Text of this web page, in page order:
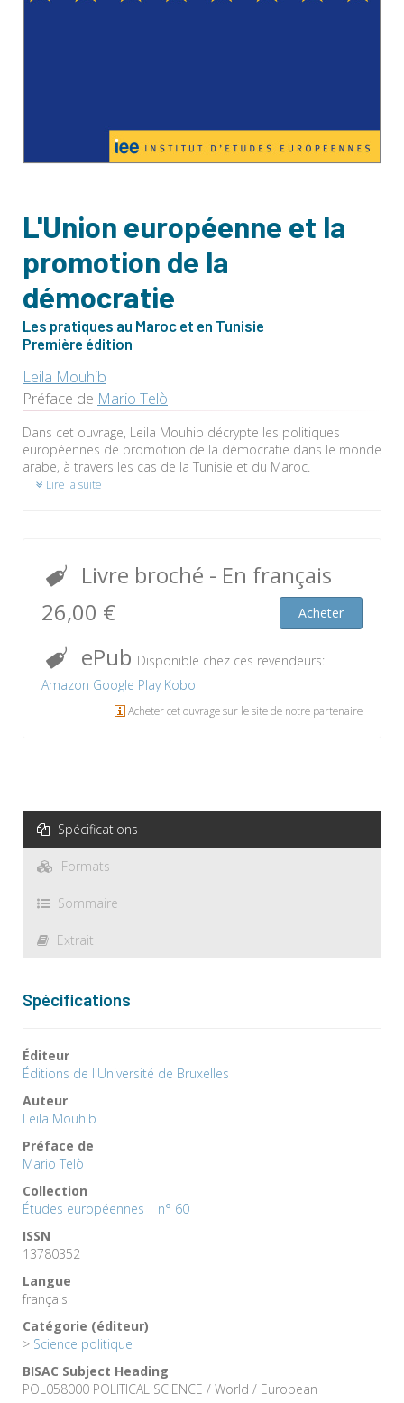
L'Union européenne et la
promotion de la
démocratie
Les pratiques au Maroc et en Tunisie
Première édition
Leila Mouhib
Préface de Mario Telò
Dans cet ouvrage, Leila Mouhib décrypte les politiques
européennes de promotion de la démocratie dans le monde
arabe, à travers les cas de la Tunisie et du Maroc.
Lire la suite
Livre broché - En français
26,00 €
Acheter
ePub Disponible chez ces revendeurs:
Amazon Google Play Kobo
Acheter cet ouvrage sur le site de notre partenaire
Spécifications
Formats
Sommaire
Extrait
Spécifications
Éditeur
Éditions de l'Université de Bruxelles
Auteur
Leila Mouhib
Préface de
Mario Telò
Collection
Études européennes | n° 60
ISSN
13780352
Langue
français
Catégorie (éditeur)
> Science politique
BISAC Subject Heading
POL058000 POLITICAL SCIENCE / World / European